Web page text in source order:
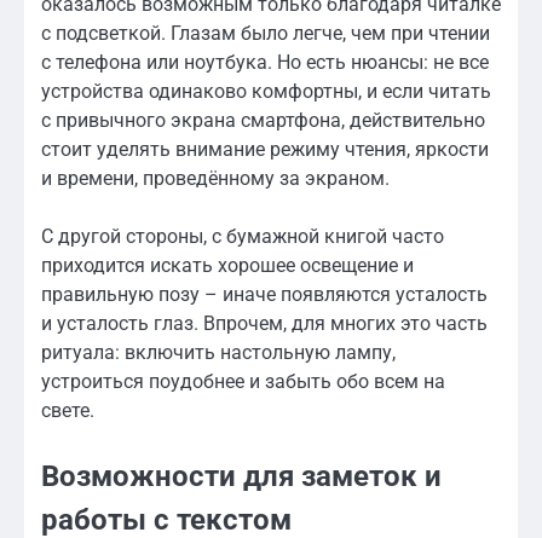
с подсветкой. Глазам было легче, чем при чтении
с телефона или ноутбука. Но есть нюансы: не все
устройства одинаково комфортны, и если читать
с привычного экрана смартфона, действительно
стоит уделять внимание режиму чтения, яркости
и времени, проведённому за экраном.
С другой стороны, с бумажной книгой часто
приходится искать хорошее освещение и
правильную позу – иначе появляются усталость
и усталость глаз. Впрочем, для многих это часть
ритуала: включить настольную лампу,
устроиться поудобнее и забыть обо всем на
свете.
Возможности для заметок и
работы с текстом